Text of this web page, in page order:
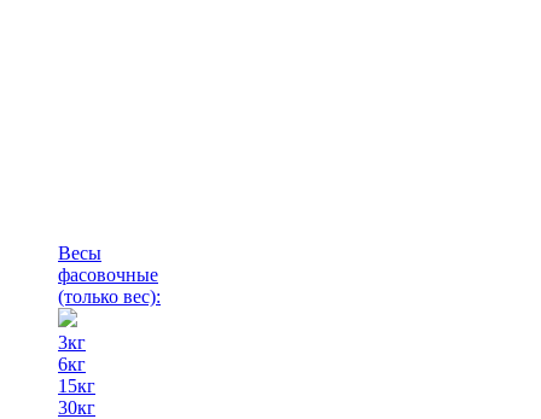
Весы
фасовочные
(только вес):
3кг
6кг
15кг
30кг